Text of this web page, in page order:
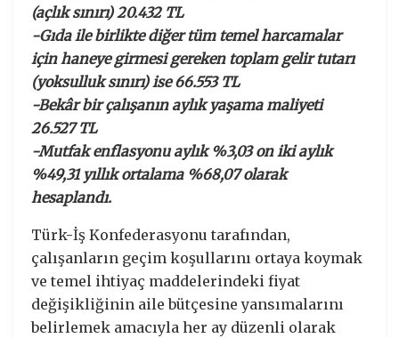
(açlık sınırı) 20.432 TL
-Gıda ile birlikte diğer tüm temel harcamalar
için haneye girmesi gereken toplam gelir tutarı
(yoksulluk sınırı) ise 66.553 TL
-Bekâr bir çalışanın aylık yaşama maliyeti
26.527 TL
-Mutfak enflasyonu aylık %3,03 on iki aylık
%49,31 yıllık ortalama %68,07 olarak
hesaplandı.
Türk-İş Konfederasyonu tarafından,
çalışanların geçim koşullarını ortaya koymak
ve temel ihtiyaç maddelerindeki fiyat
değişikliğinin aile bütçesine yansımalarını
belirlemek amacıyla her ay düzenli olarak